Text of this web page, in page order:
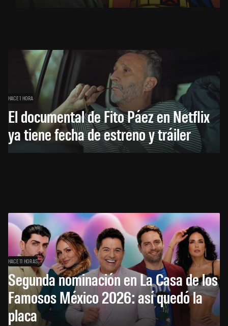
HACE 1 HORA
El documental de Fito Páez en Netflix
ya tiene fecha de estreno y tráiler
HACE 11 HORAS
Segunda nominación en La Casa de los
Famosos México 2026: así quedó la
placa